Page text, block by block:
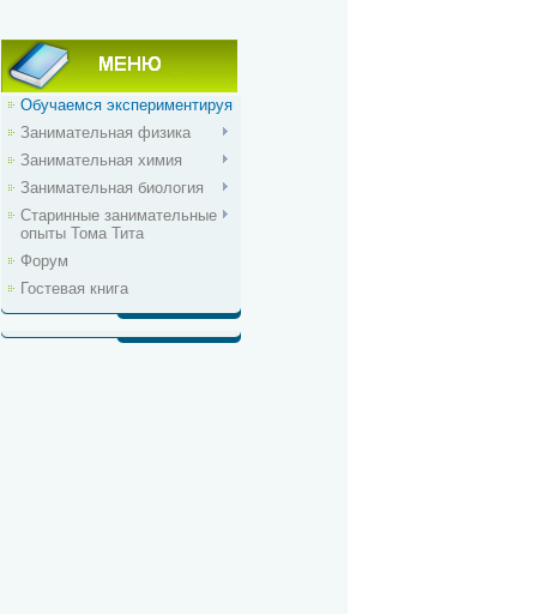
Обучаемся экспериментируя
Занимательная физика
Занимательная химия
Занимательная биология
Старинные занимательные
опыты Тома Тита
Форум
Гостевая книга